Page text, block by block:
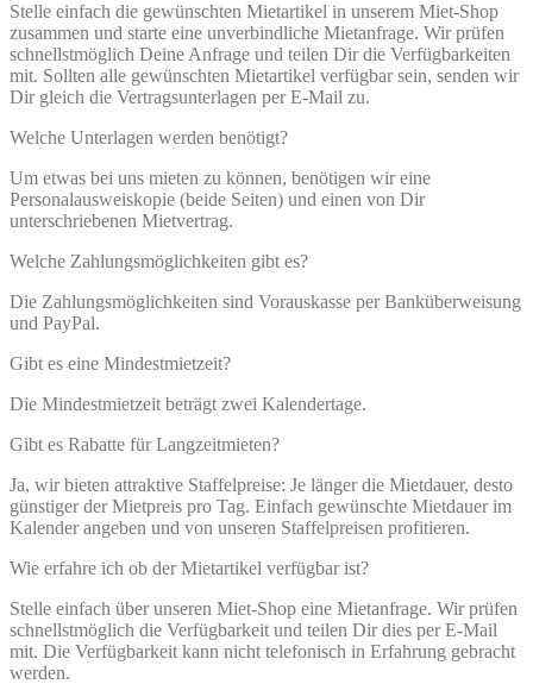
Stelle einfach die gewünschten Mietartikel in unserem Miet-Shop
zusammen und starte eine unverbindliche Mietanfrage. Wir prüfen
schnellstmöglich Deine Anfrage und teilen Dir die Verfügbarkeiten
mit. Sollten alle gewünschten Mietartikel verfügbar sein, senden wir
Dir gleich die Vertragsunterlagen per E-Mail zu.
Welche Unterlagen werden benötigt?
Um etwas bei uns mieten zu können, benötigen wir eine
Personalausweiskopie (beide Seiten) und einen von Dir
unterschriebenen Mietvertrag.
Welche Zahlungsmöglichkeiten gibt es?
Die Zahlungsmöglichkeiten sind Vorauskasse per Banküberweisung
und PayPal.
Gibt es eine Mindestmietzeit?
Die Mindestmietzeit beträgt zwei Kalendertage.
Gibt es Rabatte für Langzeitmieten?
Ja, wir bieten attraktive Staffelpreise: Je länger die Mietdauer, desto
günstiger der Mietpreis pro Tag. Einfach gewünschte Mietdauer im
Kalender angeben und von unseren Staffelpreisen profitieren.
Wie erfahre ich ob der Mietartikel verfügbar ist?
Stelle einfach über unseren Miet-Shop eine Mietanfrage. Wir prüfen
schnellstmöglich die Verfügbarkeit und teilen Dir dies per E-Mail
mit. Die Verfügbarkeit kann nicht telefonisch in Erfahrung gebracht
werden.